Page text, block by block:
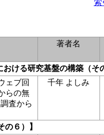
索
著者名
ける研究基盤の構築（そ
ェブ回
らの無
査から
千年 よしみ
６）】